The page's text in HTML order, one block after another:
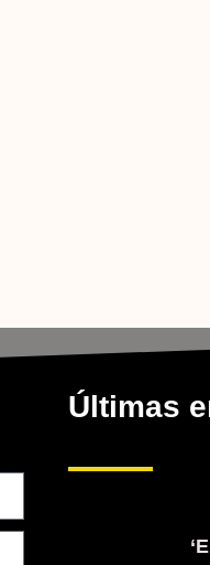
Últimas